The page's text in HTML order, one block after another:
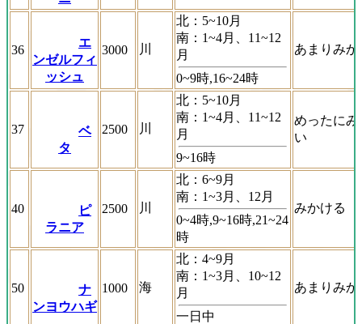
36
エ
ンゼルフィ
ッシュ
3000 川
北：5~10月
南：1~4月、11~12
月
0~9時,16~24時
あまりみか
37
ベ
タ
2500 川
北：5~10月
南：1~4月、11~12
月
9~16時
めったにみ
い
40
ピ
ラニア
2500 川
北：6~9月
南：1~3月、12月
0~4時,9~16時,21~24
時
みかける
50
ナ
ンヨウハギ
1000 海
北：4~9月
南：1~3月、10~12
月
一日中
あまりみか